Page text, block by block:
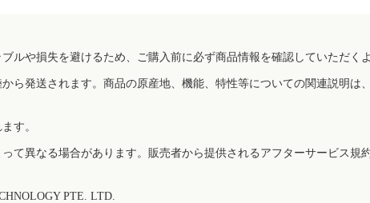
や損失を避けるため、ご購入前に必ず商品情報を確認していただく
ら発送されます。商品の原産地、機能、特性等についての関連説明は
す。
て異なる場合があります。販売者から提供されるアフターサービス規
PTE. LTD.